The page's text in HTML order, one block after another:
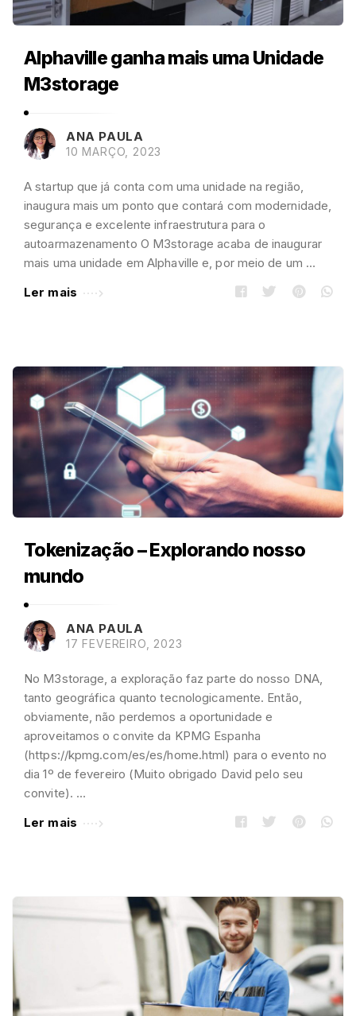
Alphaville ganha mais uma Unidade
M3storage
ANA PAULA
10 MARÇO, 2023
A startup que já conta com uma unidade na região,
inaugura mais um ponto que contará com modernidade,
segurança e excelente infraestrutura para o
autoarmazenamento O M3storage acaba de inaugurar
mais uma unidade em Alphaville e, por meio de um …
Ler mais
Tokenização – Explorando nosso
mundo
ANA PAULA
17 FEVEREIRO, 2023
No M3storage, a exploração faz parte do nosso DNA,
tanto geográfica quanto tecnologicamente. Então,
obviamente, não perdemos a oportunidade e
aproveitamos o convite da KPMG Espanha
(https://kpmg.com/es/es/home.html) para o evento no
dia 1º de fevereiro (Muito obrigado David pelo seu
convite). …
Ler mais